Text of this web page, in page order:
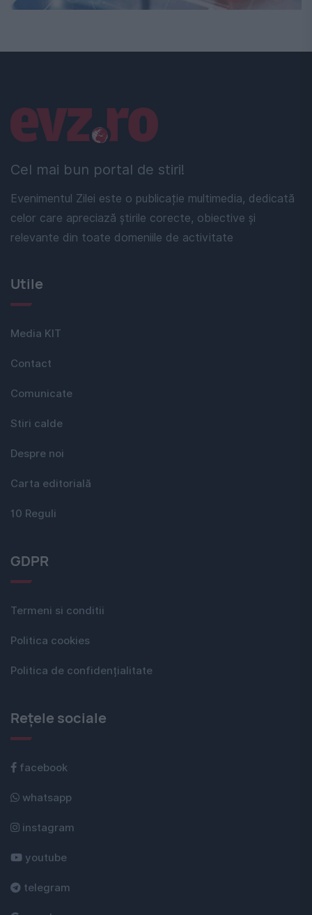
Cel mai bun portal de stiri!
Evenimentul Zilei este o publicație multimedia, dedicată
celor care apreciază știrile corecte, obiective și
relevante din toate domeniile de activitate
Linkuri utile
Utile
Media KIT
Contact
Comunicate
Stiri calde
Despre noi
Carta editorială
10 Reguli
GDPR
Termeni si conditii
Politica cookies
Politica de confidențialitate
Rețele sociale
facebook
whatsapp
instagram
youtube
telegram